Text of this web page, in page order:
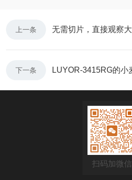
上一条
下一条
扫码加微信